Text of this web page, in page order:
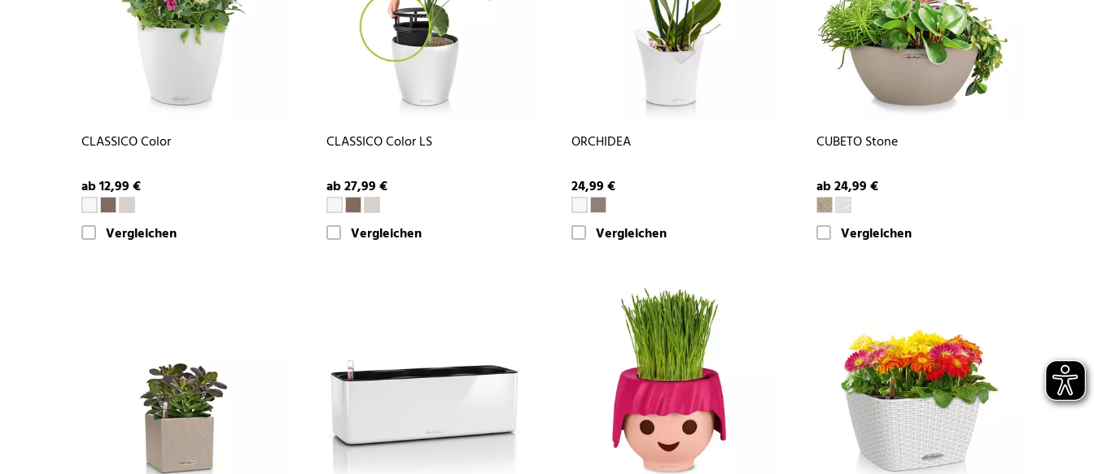
CLASSICO Color
ab 12,99 €
Vergleichen
CLASSICO Color LS
ab 27,99 €
Vergleichen
ORCHIDEA
24,99 €
Vergleichen
CUBETO Stone
ab 24,99 €
Vergleichen